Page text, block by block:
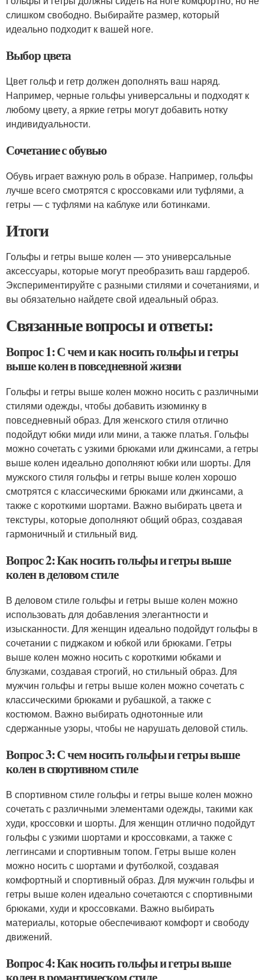
слишком свободно. Выбирайте размер, который
идеально подходит к вашей ноге.
Выбор цвета
Цвет гольф и гетр должен дополнять ваш наряд.
Например, черные гольфы универсальны и подходят к
любому цвету, а яркие гетры могут добавить нотку
индивидуальности.
Сочетание с обувью
Обувь играет важную роль в образе. Например, гольфы
лучше всего смотрятся с кроссовками или туфлями, а
гетры — с туфлями на каблуке или ботинками.
Итоги
Гольфы и гетры выше колен — это универсальные
аксессуары, которые могут преобразить ваш гардероб.
Экспериментируйте с разными стилями и сочетаниями, и
вы обязательно найдете свой идеальный образ.
Связанные вопросы и ответы:
Вопрос 1: С чем и как носить гольфы и гетры
выше колен в повседневной жизни
Гольфы и гетры выше колен можно носить с различными
стилями одежды, чтобы добавить изюминку в
повседневный образ. Для женского стиля отлично
подойдут юбки миди или мини, а также платья. Гольфы
можно сочетать с узкими брюками или джинсами, а гетры
выше колен идеально дополняют юбки или шорты. Для
мужского стиля гольфы и гетры выше колен хорошо
смотрятся с классическими брюками или джинсами, а
также с короткими шортами. Важно выбирать цвета и
текстуры, которые дополняют общий образ, создавая
гармоничный и стильный вид.
Вопрос 2: Как носить гольфы и гетры выше
колен в деловом стиле
В деловом стиле гольфы и гетры выше колен можно
использовать для добавления элегантности и
изысканности. Для женщин идеально подойдут гольфы в
сочетании с пиджаком и юбкой или брюками. Гетры
выше колен можно носить с короткими юбками и
блузками, создавая строгий, но стильный образ. Для
мужчин гольфы и гетры выше колен можно сочетать с
классическими брюками и рубашкой, а также с
костюмом. Важно выбирать однотонные или
сдержанные узоры, чтобы не нарушать деловой стиль.
Вопрос 3: С чем носить гольфы и гетры выше
колен в спортивном стиле
В спортивном стиле гольфы и гетры выше колен можно
сочетать с различными элементами одежды, такими как
худи, кроссовки и шорты. Для женщин отлично подойдут
гольфы с узкими шортами и кроссовками, а также с
леггинсами и спортивным топом. Гетры выше колен
можно носить с шортами и футболкой, создавая
комфортный и спортивный образ. Для мужчин гольфы и
гетры выше колен идеально сочетаются с спортивными
брюками, худи и кроссовками. Важно выбирать
материалы, которые обеспечивают комфорт и свободу
движений.
Вопрос 4: Как носить гольфы и гетры выше